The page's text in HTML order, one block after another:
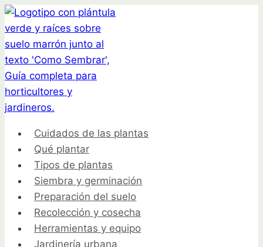
Saltar
al
contenido
Cuidados de las plantas
Qué plantar
Tipos de plantas
Siembra y germinación
Preparación del suelo
Recolección y cosecha
Herramientas y equipo
Jardinería urbana